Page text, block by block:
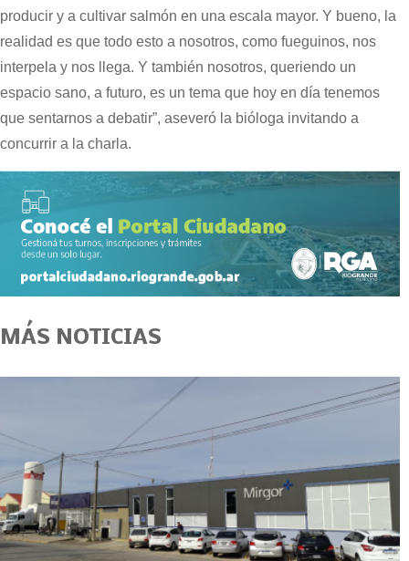
producir y a cultivar salmón en una escala mayor. Y bueno, la
realidad es que todo esto a nosotros, como fueguinos, nos
interpela y nos llega. Y también nosotros, queriendo un
espacio sano, a futuro, es un tema que hoy en día tenemos
que sentarnos a debatir”, aseveró la bióloga invitando a
concurrir a la charla.
MÁS NOTICIAS